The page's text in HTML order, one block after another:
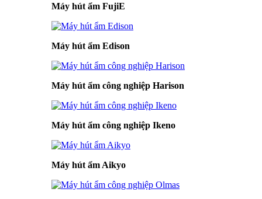
Máy hút ẩm FujiE
Máy hút ẩm Edison
Máy hút ẩm công nghiệp Harison
Máy hút ẩm công nghiệp Ikeno
Máy hút ẩm Aikyo